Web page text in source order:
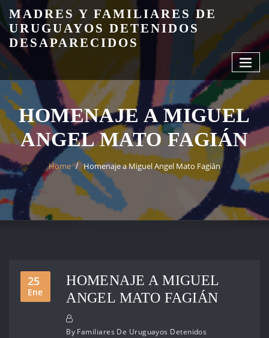
Skip
to
content
MADRES Y FAMILIARES DE
URUGUAYOS DETENIDOS
DESAPARECIDOS
HOMENAJE A MIGUEL
ANGEL MATO FAGIÁN
Home Homenaje a Miguel Angel Mato Fagián
25
Ene
HOMENAJE A MIGUEL
ANGEL MATO FAGIÁN
By Familiares De Uruguayos Detenidos